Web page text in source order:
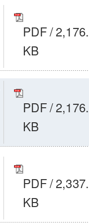
PDF/
KB
PDF/
KB
PDF/
KB